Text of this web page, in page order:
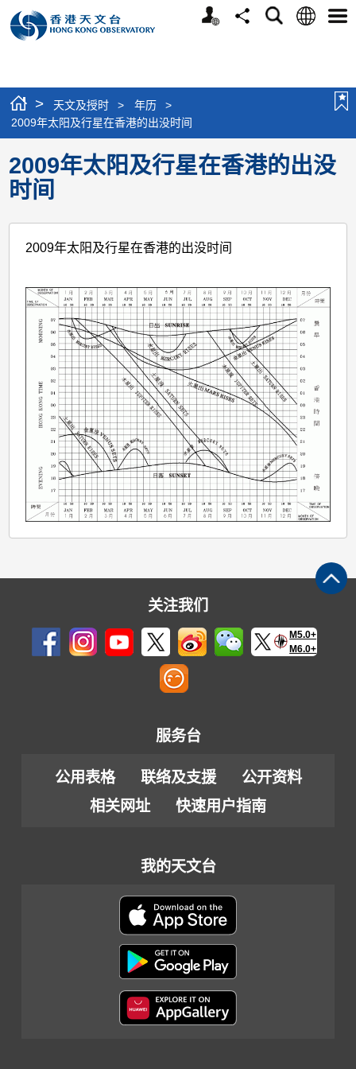
个
分
搜
语
选
> 天文及授时 > 年历
>
2009年太阳及行星在香港的出没时间
2009年太阳及行星在香港的出没
时间
2009年太阳及行星在香港的出没时间
关注我们
M5.0+
M6.0+
服务台
公用表格 联络及支援
公开资料
相关网址
快速用户指南
我的天文台